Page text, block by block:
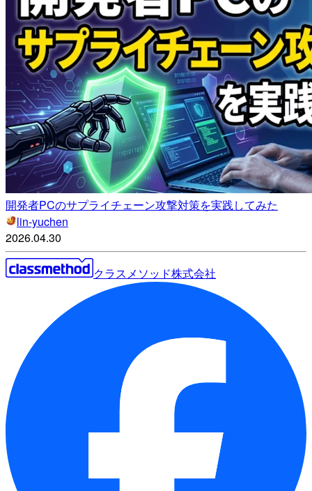
開発者PCのサプライチェーン攻撃対策を実践してみた
lin-yuchen
2026.04.30
クラスメソッド株式会社